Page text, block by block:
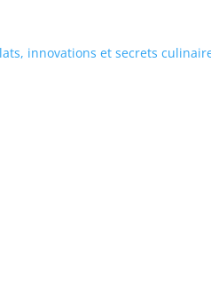
innovations et secrets